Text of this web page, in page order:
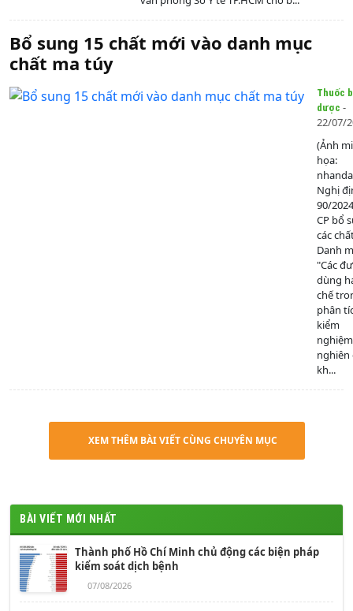
Bổ sung 15 chất mới vào danh mục
chất ma túy
Thuốc
dược -
22/07/
(Ảnh
họa:
Nghị
90/
CP bổ
các
Danh
"Các
dùng
chế
phân
kiểm
nghiên
kh...
XEM THÊM BÀI VIẾT CÙNG CHUYÊN MỤC
BÀI VIẾT MỚI NHẤT
Thành phố Hồ Chí Minh chủ động các biện pháp
kiểm soát dịch bệnh
07/08/2026